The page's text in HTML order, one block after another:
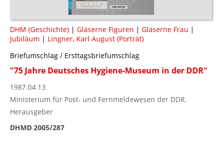
DHM (Geschichte) | Gläserne Figuren | Gläserne Frau |
Jubiläum | Lingner, Karl August (Porträt)
Briefumschlag / Ersttagsbriefumschlag
"75 Jahre Deutsches Hygiene-Museum in der DDR"
1987.04.13
Ministerium für Post- und Fernmeldewesen der DDR,
Herausgeber
DHMD 2005/287